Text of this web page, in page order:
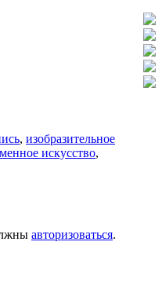
, изобразительное
искусство,
авторизоваться.